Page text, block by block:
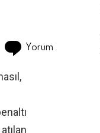
Yorum